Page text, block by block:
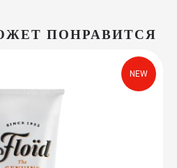
ПОНРАВИТСЯ
NEW